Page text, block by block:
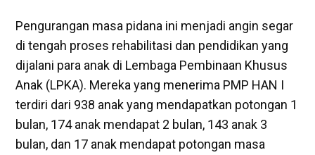
‎Pengurangan masa pidana ini menjadi angin segar
di tengah proses rehabilitasi dan pendidikan yang
dijalani para anak di Lembaga Pembinaan Khusus
Anak (LPKA). Mereka yang menerima PMP HAN I
terdiri dari 938 anak yang mendapatkan potongan 1
bulan, 174 anak mendapat 2 bulan, 143 anak 3
bulan, dan 17 anak mendapat potongan masa